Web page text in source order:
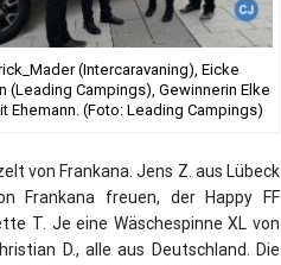
(Intercaravaning), Eicke
(Leading Campings), Gewinnerin Elke
Ehemann. (Foto: Leading Campings)
von Frankana. Jens Z. aus Lübeck
Frankana freuen, der Happy FF
T. Je eine Wäschespinne XL von
D., alle aus Deutschland. Die